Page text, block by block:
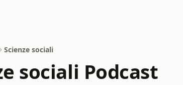
Scienze sociali
sociali Podcast